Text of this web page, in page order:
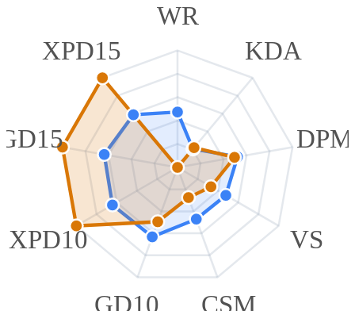
WR
KDA
DPM
VS
CSM
GD10
XPD10
XPD15